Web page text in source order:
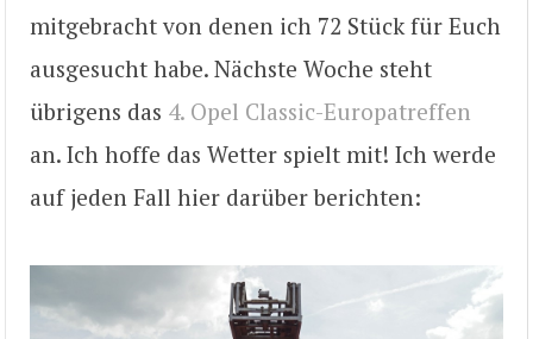
mitgebracht von denen ich 72 Stück für Euch
ausgesucht habe. Nächste Woche steht
übrigens das 4. Opel Classic-Europatreffen
an. Ich hoffe das Wetter spielt mit! Ich werde
auf jeden Fall hier darüber berichten: